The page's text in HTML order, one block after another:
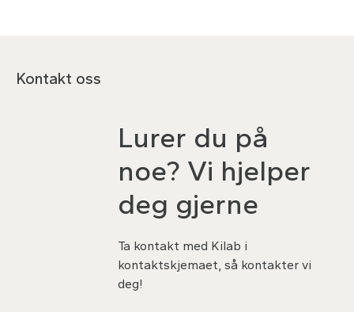
Kontakt oss
Lurer du på
noe? Vi hjelper
deg gjerne
Ta kontakt med Kilab i
kontaktskjemaet, så kontakter vi
deg!